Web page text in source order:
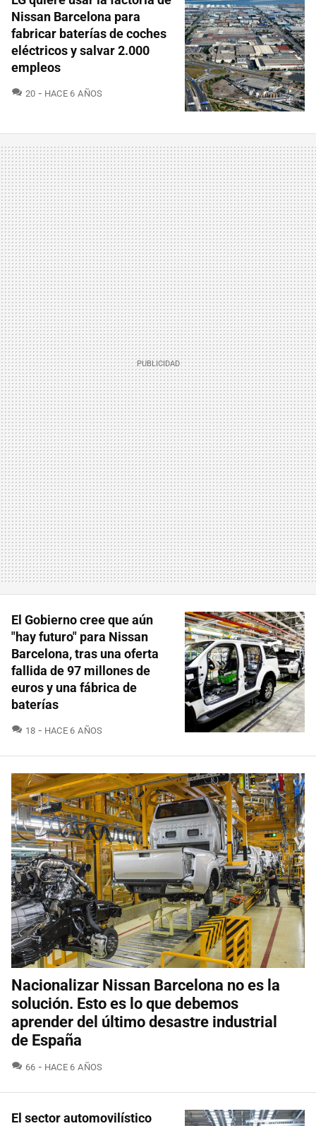
Nissan Barcelona para
fabricar baterías de coches
eléctricos y salvar 2.000
empleos
20 COMENTARIOS
HACE 6 AÑOS
El Gobierno cree que aún
"hay futuro" para Nissan
Barcelona, tras una oferta
fallida de 97 millones de
euros y una fábrica de
baterías
18 COMENTARIOS
HACE 6 AÑOS
Nacionalizar Nissan Barcelona no es la
solución. Esto es lo que debemos
aprender del último desastre industrial
de España
66 COMENTARIOS
HACE 6 AÑOS
El sector automovilístico